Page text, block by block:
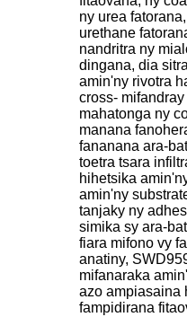
ny urea
urethane
nandritra ny
dingana, dia
amin'ny rivotra
cross-
mahatonga ny
manana
fananana ara-
toetra tsara
hihetsika
amin'ny
tanjaky ny
simika sy ara-
fiara mifono vy
anatiny,
mifanaraka
azo ampiasaina
fampidirana